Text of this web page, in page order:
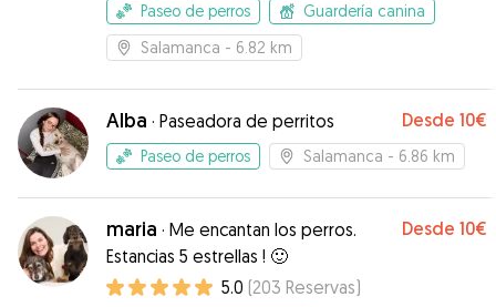
Paseo de perros
Guardería canina
Salamanca - 6.82 km
Alba · Paseadora de perritos Desde 10€
Paseo de perros Salamanca - 6.86 km
maria · Me encantan los perros.
Estancias 5 estrellas ! 🙂
Desde 10€
5.0 (203 Reservas)